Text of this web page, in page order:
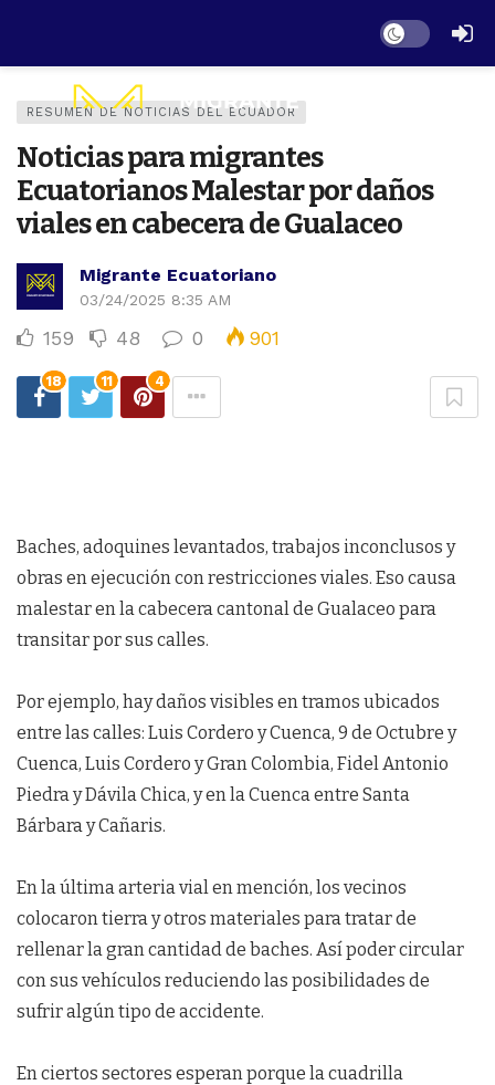
Dark mode
RESUMEN DE NOTICIAS DEL ECUADOR
Noticias para migrantes
Ecuatorianos Malestar por daños
viales en cabecera de Gualaceo
Migrante Ecuatoriano
03/24/2025 8:35 AM
159 48 0 901
18 11 4
Baches, adoquines levantados, trabajos inconclusos y
obras en ejecución con restricciones viales. Eso causa
malestar en la cabecera cantonal de Gualaceo para
transitar por sus calles.
Por ejemplo, hay daños visibles en tramos ubicados
entre las calles: Luis Cordero y Cuenca, 9 de Octubre y
Cuenca, Luis Cordero y Gran Colombia, Fidel Antonio
Piedra y Dávila Chica, y en la Cuenca entre Santa
Bárbara y Cañaris.
En la última arteria vial en mención, los vecinos
colocaron tierra y otros materiales para tratar de
rellenar la gran cantidad de baches. Así poder circular
con sus vehículos reduciendo las posibilidades de
sufrir algún tipo de accidente.
En ciertos sectores esperan porque la cuadrilla